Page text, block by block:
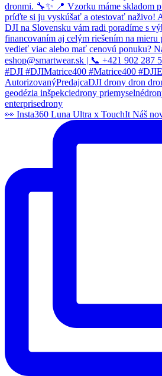
👀 Insta360 Luna Ultra x TouchIt Náš